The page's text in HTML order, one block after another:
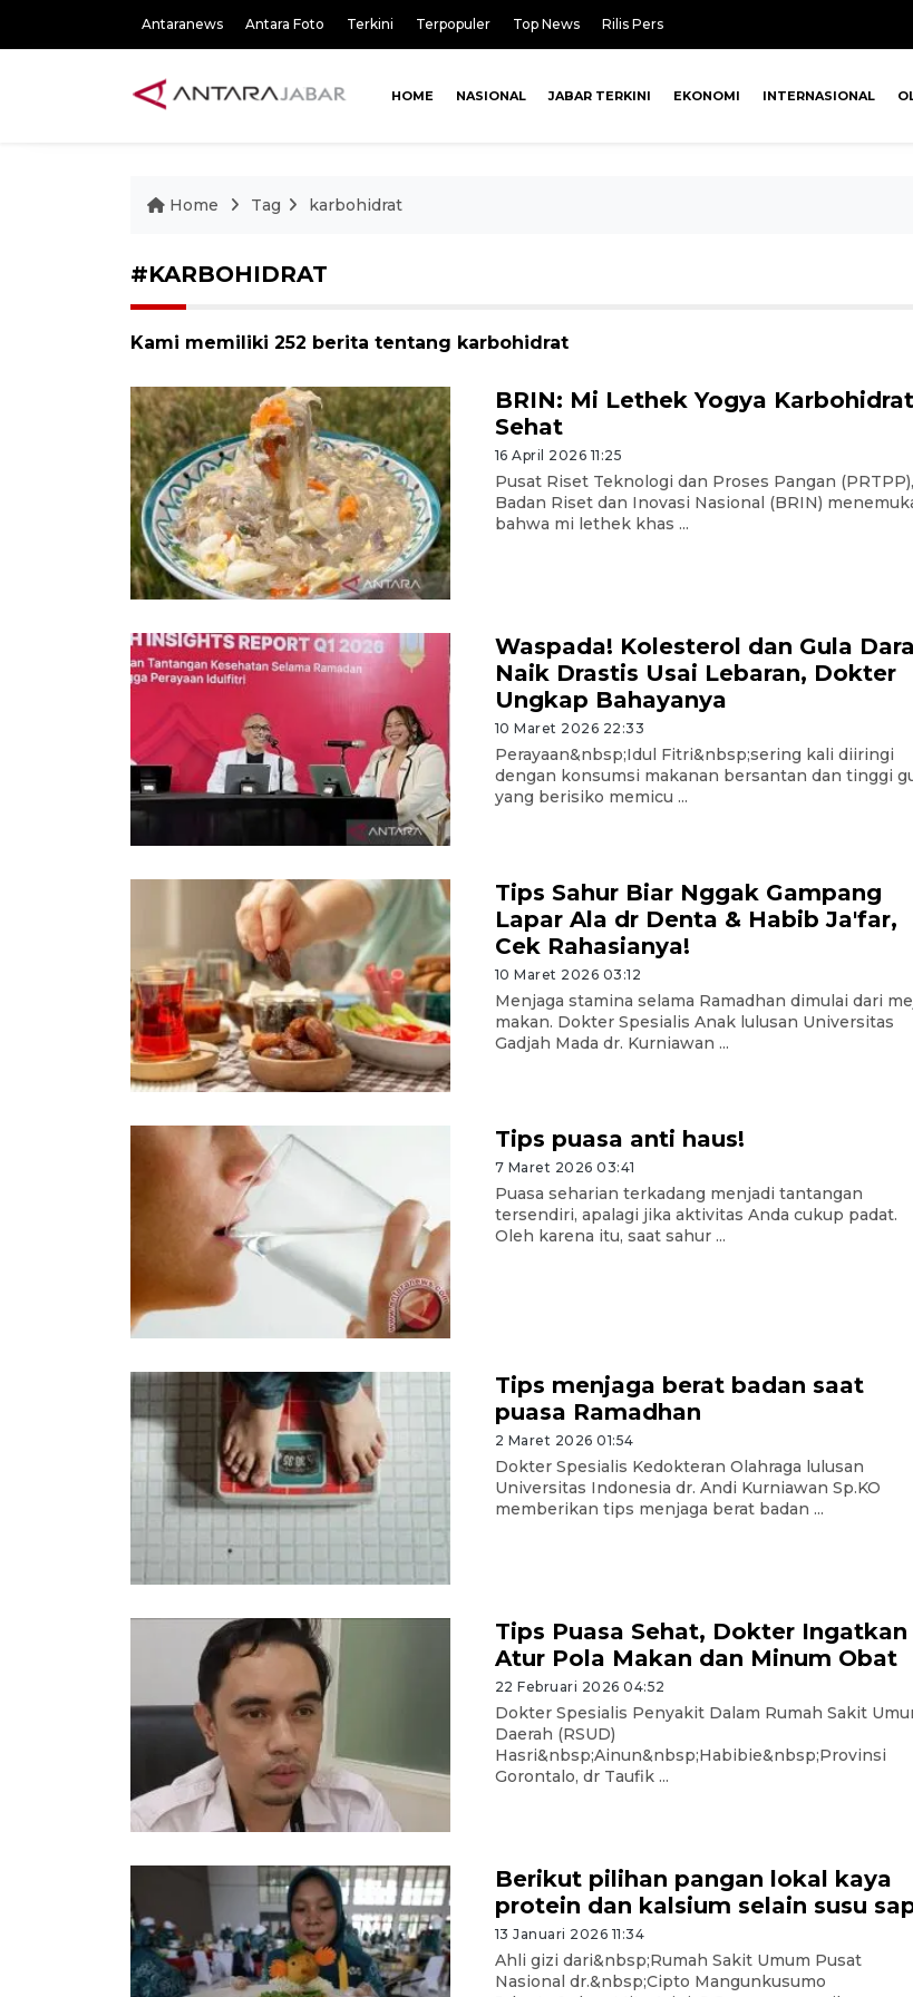
Antaranews Antara Foto Terkini Terpopuler Top News Rilis Pers
HOME NASIONAL JABAR TERKINI EKONOMI INTERNASIONAL
Home Tag karbohidrat
#KARBOHIDRAT
Kami memiliki 252 berita tentang karbohidrat
BRIN: Mi Lethek Yogya Karbohidrat
Sehat
16 April 2026 11:25
Pusat Riset Teknologi dan Proses Pangan (PRTPP),
Badan Riset dan Inovasi Nasional (BRIN)
bahwa mi lethek khas ...
Waspada! Kolesterol dan Gula
Naik Drastis Usai Lebaran, Dokter
Ungkap Bahayanya
10 Maret 2026 22:33
Perayaan&nbsp;Idul Fitri&nbsp;sering kali diiringi
dengan konsumsi makanan bersantan dan tinggi
yang berisiko memicu ...
Tips Sahur Biar Nggak Gampang
Lapar Ala dr Denta & Habib Ja'far,
Cek Rahasianya!
10 Maret 2026 03:12
Menjaga stamina selama Ramadhan dimulai dari
makan. Dokter Spesialis Anak lulusan Universitas
Gadjah Mada dr. Kurniawan ...
Tips puasa anti haus!
7 Maret 2026 03:41
Puasa seharian terkadang menjadi tantangan
tersendiri, apalagi jika aktivitas Anda cukup padat.
Oleh karena itu, saat sahur ...
Tips menjaga berat badan saat
puasa Ramadhan
2 Maret 2026 01:54
Dokter Spesialis Kedokteran Olahraga lulusan
Universitas Indonesia dr. Andi Kurniawan Sp.KO
memberikan tips menjaga berat badan ...
Tips Puasa Sehat, Dokter Ingatkan
Atur Pola Makan dan Minum Obat
22 Februari 2026 04:52
Dokter Spesialis Penyakit Dalam Rumah Sakit
Daerah (RSUD)
Hasri&nbsp;Ainun&nbsp;Habibie&nbsp;Provinsi
Gorontalo, dr Taufik ...
Berikut pilihan pangan lokal kaya
protein dan kalsium selain susu
13 Januari 2026 11:34
Ahli gizi dari&nbsp;Rumah Sakit Umum Pusat
Nasional dr.&nbsp;Cipto Mangunkusumo